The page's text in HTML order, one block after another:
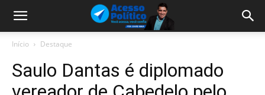
Início Destaque
Saulo Dantas é diplomado